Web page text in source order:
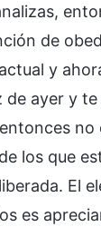
de
y
de ayer y
no
los que
El
es